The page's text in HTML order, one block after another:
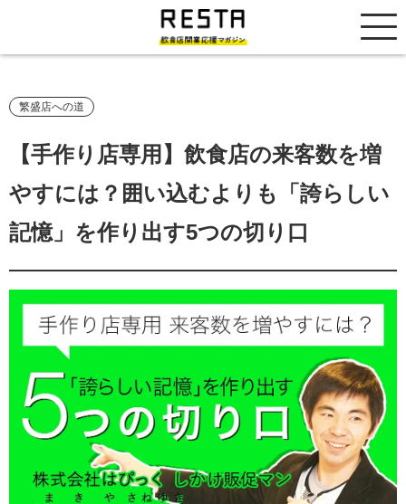
居抜き売却市場
繁盛店への道
【手作り店専用】飲食店の来客数を増
やすには？囲い込むよりも「誇らしい
記憶」を作り出す5つの切り口